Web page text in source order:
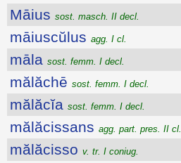
Māius sost. masch. II decl.
māiuscŭlus agg. I cl.
māla sost. femm. I decl.
mălăchē sost. femm. I decl.
mălăcĭa sost. femm. I decl.
mălăcissans agg. part. pres. II cl.
mălăcisso v. tr. I coniug.